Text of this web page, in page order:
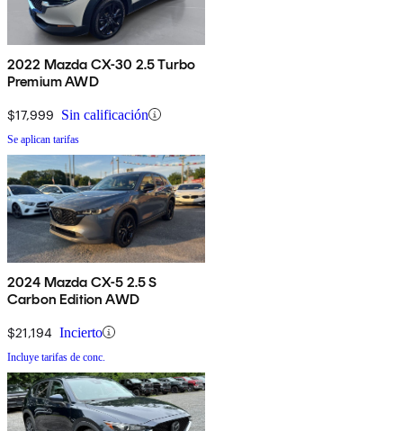
2022 Mazda CX-30 2.5 Turbo
Premium AWD
$17,999 Sin calificación
Se aplican tarifas
2024 Mazda CX-5 2.5 S
Carbon Edition AWD
$21,194 Incierto
Incluye tarifas de conc.